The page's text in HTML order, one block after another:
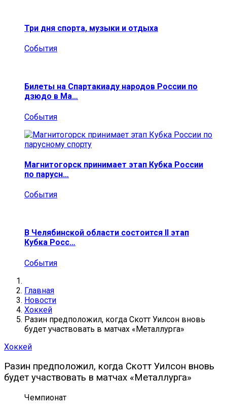
Три дня спорта, музыки и отдыха
События
Билеты на Спартакиаду народов России по
дзюдо в Ма…
События
Магнитогорск принимает этап Кубка России
по парусн…
События
В Челябинской области состоится II этап
Кубка Росс…
События
Главная
Новости
Хоккей
Разин предположил, когда Скотт Уилсон вновь
будет участвовать в матчах «Металлурга»
Хоккей
Разин предположил, когда Скотт Уилсон вновь
будет участвовать в матчах «Металлурга»
Чемпионат